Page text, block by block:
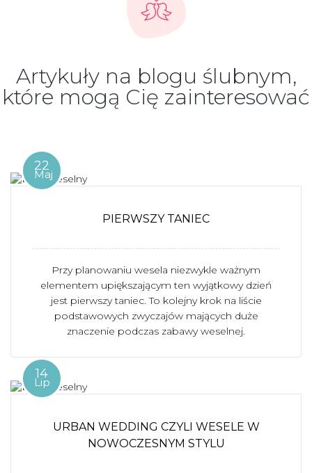
Artykuły na blogu ślubnym,
które mogą Cię zainteresować
22
Maj
PIERWSZY TANIEC
Przy planowaniu wesela niezwykle ważnym
elementem upiększającym ten wyjątkowy dzień
jest pierwszy taniec. To kolejny krok na liście
podstawowych zwyczajów mających duże
znaczenie podczas zabawy weselnej.
14
Lip
URBAN WEDDING CZYLI WESELE W
NOWOCZESNYM STYLU